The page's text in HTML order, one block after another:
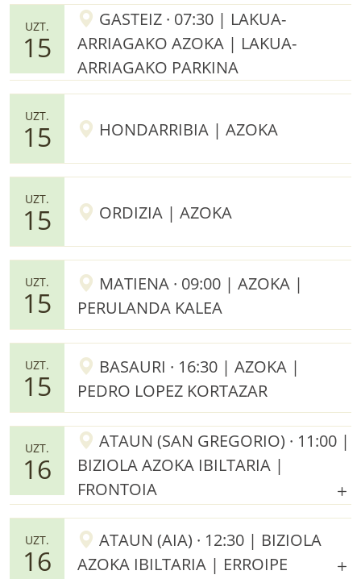
UZT.
15
GASTEIZ · 07:30 | LAKUA-
ARRIAGAKO AZOKA | LAKUA-
ARRIAGAKO PARKINA
UZT.
15 HONDARRIBIA | AZOKA
UZT.
15 ORDIZIA | AZOKA
UZT.
15
MATIENA · 09:00 | AZOKA |
PERULANDA KALEA
UZT.
15
BASAURI · 16:30 | AZOKA |
PEDRO LOPEZ KORTAZAR
UZT.
16
ATAUN (SAN GREGORIO) · 11:00 |
BIZIOLA AZOKA IBILTARIA |
FRONTOIA
UZT.
16
ATAUN (AIA) · 12:30 | BIZIOLA
AZOKA IBILTARIA | ERROIPE